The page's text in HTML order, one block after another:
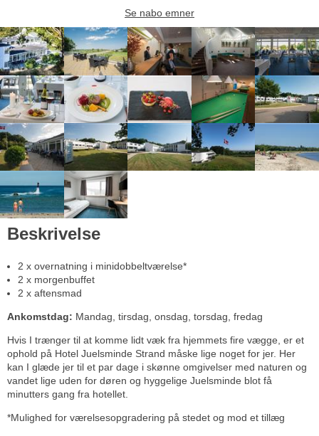
Se nabo emner
Beskrivelse
2 x overnatning i minidobbeltværelse*
2 x morgenbuffet
2 x aftensmad
Ankomstdag: Mandag, tirsdag, onsdag, torsdag, fredag
Hvis I trænger til at komme lidt væk fra hjemmets fire vægge, er et
ophold på Hotel Juelsminde Strand måske lige noget for jer. Her
kan I glæde jer til et par dage i skønne omgivelser med naturen og
vandet lige uden for døren og hyggelige Juelsminde blot få
minutters gang fra hotellet.
*Mulighed for værelsesopgradering på stedet og mod et tillæg